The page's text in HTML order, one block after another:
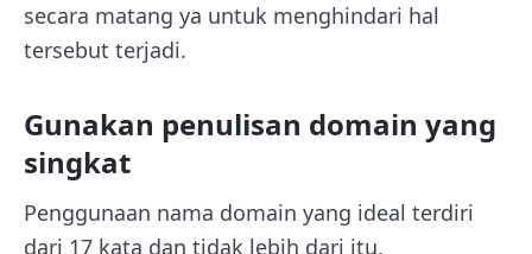
secara matang ya untuk menghindari hal
tersebut terjadi.
Gunakan penulisan domain yang
singkat
Penggunaan nama domain yang ideal terdiri
dari 17 kata dan tidak lebih dari itu.